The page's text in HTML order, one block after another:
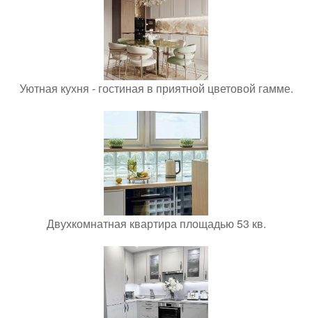
Уютная кухня - гостиная в приятной цветовой гамме.
Двухкомнатная квартира площадью 53 кв.